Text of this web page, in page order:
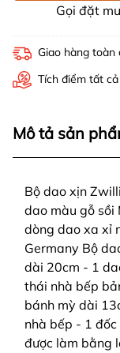
Gọi đặt
Giao hàng toàn
Tích điểm tất
Mô tả sản
Bộ dao xịn
dao màu gỗ sồi
dòng dao xa xỉ
Germany Bộ
dài 20cm - 1
thái nhà bếp
bánh mỳ dài
nhà bếp - 1
được làm bằng